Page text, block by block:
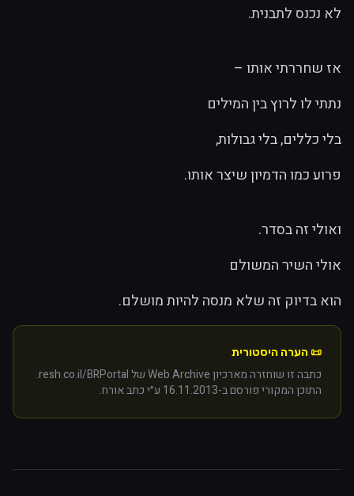
לא נכנס לתבנית.
אז שחררתי אותו –
נתתי לו לרוץ בין המילים
בלי כללים, בלי גבולות,
פרוע כמו הדמיון שיצר אותו.
ואולי זה בסדר.
אולי השיר המשולם
הוא בדיוק זה שלא מנסה להיות מושלם.
📜 הערה היסטורית
כתבה זו שוחזרה מארכיון Web Archive של resh.co.il/BRPortal.
התוכן המקורי פורסם ב-16.11.2013 ע״יכתב אורח.